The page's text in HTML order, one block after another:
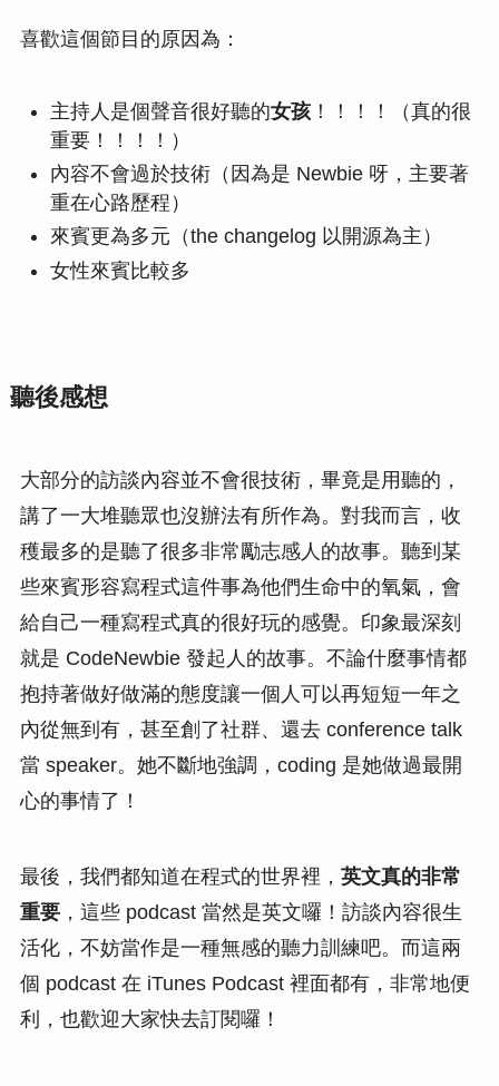
喜歡這個節目的原因為：
主持人是個聲音很好聽的女孩！！！！（真的很
重要！！！！）
內容不會過於技術（因為是 Newbie 呀，主要著
重在心路歷程）
來賓更為多元（the changelog 以開源為主）
女性來賓比較多
聽後感想
大部分的訪談內容並不會很技術，畢竟是用聽的，
講了一大堆聽眾也沒辦法有所作為。對我而言，收
穫最多的是聽了很多非常勵志感人的故事。聽到某
些來賓形容寫程式這件事為他們生命中的氧氣，會
給自己一種寫程式真的很好玩的感覺。印象最深刻
就是 CodeNewbie 發起人的故事。不論什麼事情都
抱持著做好做滿的態度讓一個人可以再短短一年之
內從無到有，甚至創了社群、還去 conference talk
當 speaker。她不斷地強調，coding 是她做過最開
心的事情了！
最後，我們都知道在程式的世界裡， 英文真的非常
重要，這些 podcast 當然是英文囉！訪談內容很生
活化，不妨當作是一種無感的聽力訓練吧。而這兩
個 podcast 在 iTunes Podcast 裡面都有，非常地便
利，也歡迎大家快去訂閱囉！